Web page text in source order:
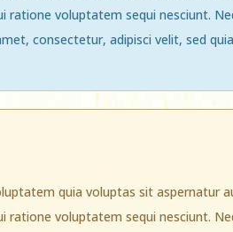
ratione voluptatem sequi nesciunt.
consectetur, adipisci velit, sed
quia voluptas sit aspernatur
ratione voluptatem sequi nesciunt.